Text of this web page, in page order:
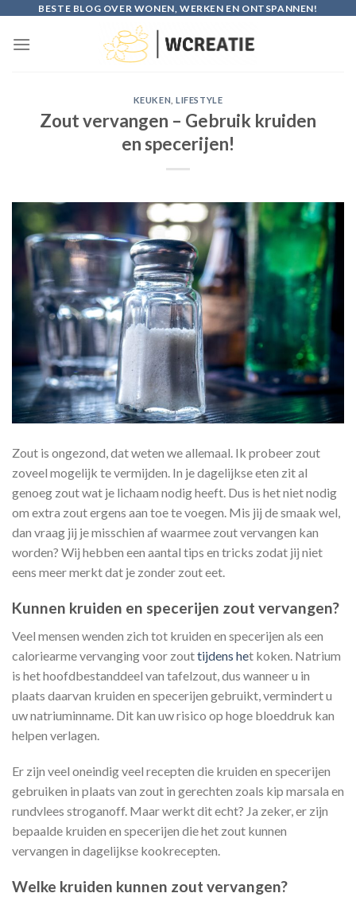
content
BESTE BLOG OVER WONEN, WERKEN EN ONTSPANNEN!
KEUKEN ,LIFESTYLE
Zout vervangen – Gebruik kruiden
en specerijen!
Zout is ongezond, dat weten we allemaal. Ik probeer zout
zoveel mogelijk te vermijden. In je dagelijkse eten zit al
genoeg zout wat je lichaam nodig heeft. Dus is het niet nodig
om extra zout ergens aan toe te voegen. Mis jij de smaak wel,
dan vraag jij je misschien af waarmee zout vervangen kan
worden? Wij hebben een aantal tips en tricks zodat jij niet
eens meer merkt dat je zonder zout eet.
Kunnen kruiden en specerijen zout vervangen?
Veel mensen wenden zich tot kruiden en specerijen als een
caloriearme vervanging voor zouttijdens het koken. Natrium
is het hoofdbestanddeel van tafelzout, dus wanneer u in
plaats daarvan kruiden en specerijen gebruikt, vermindert u
uw natriuminname. Dit kan uw risico op hoge bloeddruk kan
helpen verlagen.
Er zijn veel oneindig veel recepten die kruiden en specerijen
gebruiken in plaats van zout in gerechten zoals kip marsala en
rundvlees stroganoff. Maar werkt dit echt? Ja zeker, er zijn
bepaalde kruiden en specerijen die het zout kunnen
vervangen in dagelijkse kookrecepten.
Welke kruiden kunnen zout vervangen?